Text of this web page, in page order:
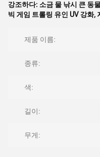
강조하다: 소금 물 낚시 큰 동
빅 게임 트롤링 유인 UV 강화,
제품 이름:
종류:
색:
길이:
무게: